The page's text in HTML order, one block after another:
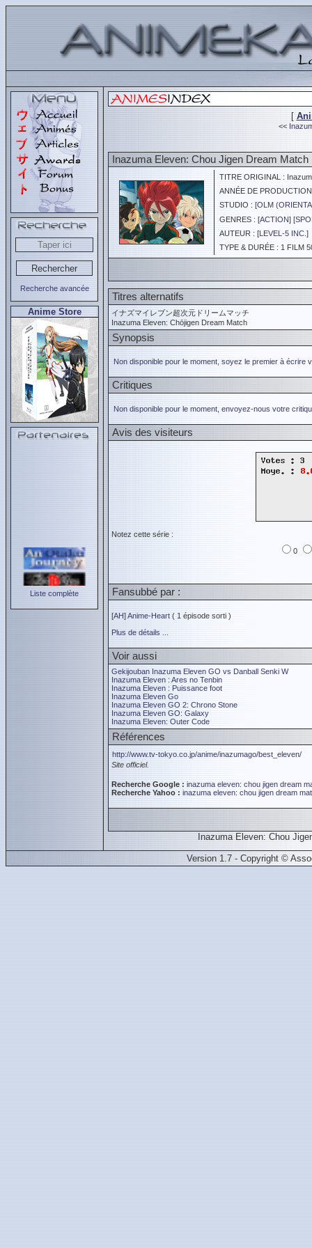
Recherche avancée
Anime Store
Liste complète
[
<<
Inazuma Eleven: Chou Jigen Dream Match
TITRE ORIGINAL :
ANNÉE DE
STUDIO : [OLM
GENRES : [ACTION] [
AUTEUR : [LEVEL-5 INC. ]
TYPE & DURÉE : 1 FILM
Titres alternatifs
イナズマイレブン超次元ドリームマッチ
Inazuma Eleven: Chōjigen Dream Match
Synopsis
Non disponible pour le moment, soyez le premier à écrire
Critiques
Non disponible pour le moment, envoyez-nous votre
Avis des visiteurs
Notez cette série :
0
Fansubbé par :
[AH]Anime-Heart ( 1 épisode sorti )
Plus de détails ...
Voir aussi
Gekijouban Inazuma Eleven GO vs Danball Senki W
Inazuma Eleven : Ares no Tenbin
Inazuma Eleven : Puissance foot
Inazuma Eleven Go
Inazuma Eleven GO 2: Chrono Stone
Inazuma Eleven GO: Galaxy
Inazuma Eleven: Outer Code
Références
http://www.tv-tokyo.co.jp/anime/inazumago/best_eleven/
Site officiel.
Recherche Google : inazuma eleven: chou jigen dream
Recherche Yahoo : inazuma eleven: chou jigen dream
Inazuma Eleven: Chou
Version 1.7 - Copyright ©